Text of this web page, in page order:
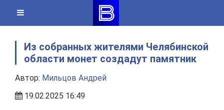
content
Из собранных жителями Челябинской
области монет создадут памятник
Автор: Мильцов Андрей
19.02.2025 16:49